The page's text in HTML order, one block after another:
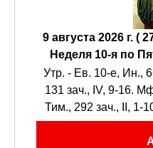
9 августа 2026 г. (
Неделя 10-я по
Утр. - Ев. 10-е, Ин.,
131 зач., IV, 9-16.
Тим., 292 зач., II, 1-